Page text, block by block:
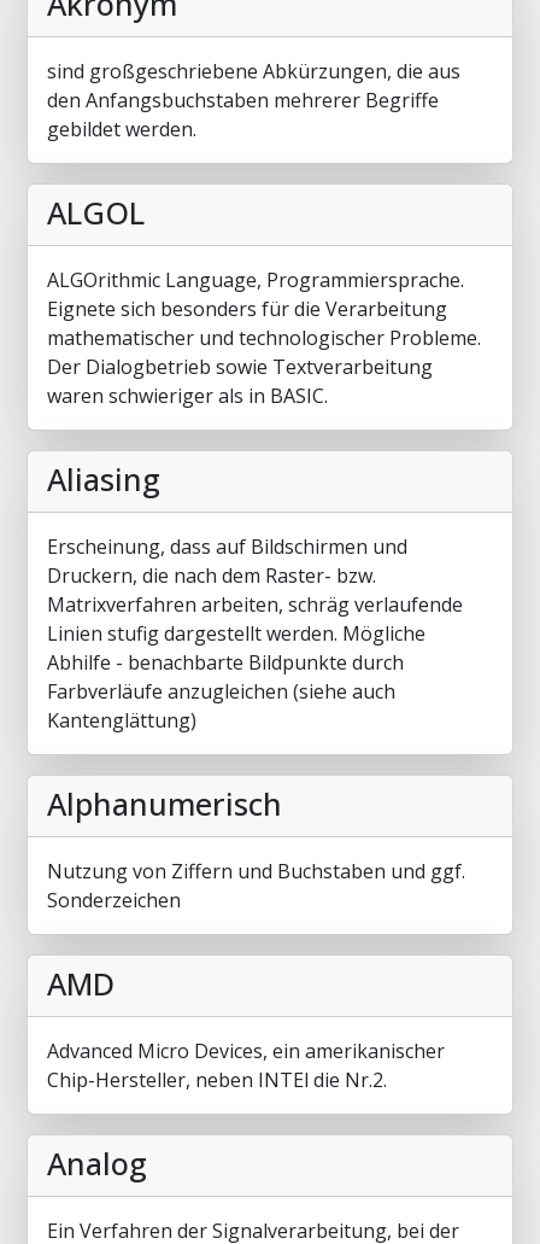
sind großgeschriebene Abkürzungen, die aus
den Anfangsbuchstaben mehrerer Begriffe
gebildet werden.
ALGOL
ALGOrithmic Language, Programmiersprache.
Eignete sich besonders für die Verarbeitung
mathematischer und technologischer Probleme.
Der Dialogbetrieb sowie Textverarbeitung
waren schwieriger als in BASIC.
Aliasing
Erscheinung, dass auf Bildschirmen und
Druckern, die nach dem Raster- bzw.
Matrixverfahren arbeiten, schräg verlaufende
Linien stufig dargestellt werden. Mögliche
Abhilfe - benachbarte Bildpunkte durch
Farbverläufe anzugleichen (siehe auch
Kantenglättung)
Alphanumerisch
Nutzung von Ziffern und Buchstaben und ggf.
Sonderzeichen
AMD
Advanced Micro Devices, ein amerikanischer
Chip-Hersteller, neben INTEl die Nr.2.
Analog
Ein Verfahren der Signalverarbeitung, bei der